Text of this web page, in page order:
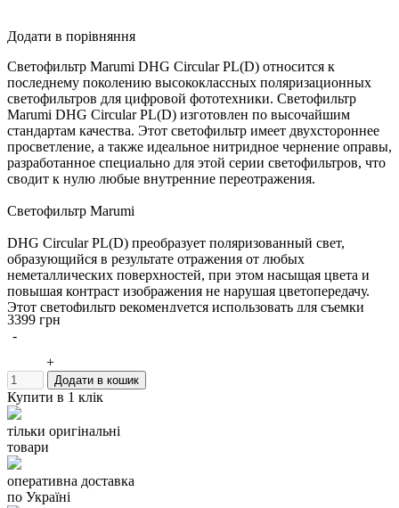
Додати в порівняння
Светофильтр Marumi DHG Circular PL(D) относится к
последнему поколению высококлассных поляризационных
светофильтров для цифровой фототехники. Светофильтр
Marumi DHG Circular PL(D) изготовлен по высочайшим
стандартам качества. Этот светофильтр имеет двухстороннее
просветление, а также идеальное нитридное чернение оправы,
разработанное специально для этой серии светофильтров, что
сводит к нулю любые внутренние переотражения.
Светофильтр Marumi
DHG Circular PL(D) преобразует поляризованный свет,
образующийся в результате отражения от любых
неметаллических поверхностей, при этом насыщая цвета и
повышая контраст изображения не нарушая цветопередачу.
Этот светофильтр рекомендуется использовать для съемки
пейзажей, в результате Вы получите прекрасно
проработанные яркое небо и водную поверхность. Не следует
забывать, что использование любого поляризационного
светофильтра требует увеличения экспозиции в 2 раза.
Светофильтры Marumi
DHG Circular PL(D) изготовлены из сверхтонкого и прочного
оптического стекла, закрепленного через герметичную
прокладку, тонкая оправа позволяет использовать сверх
широкоугольные объективы. Несмотря на это, Вы можете
использовать крышку для объектива и внешнюю бленду.
3399 грн
-
+
Додати в кошик
Купити в 1 клік
тільки оригінальні
товари
оперативна доставка
по Україні